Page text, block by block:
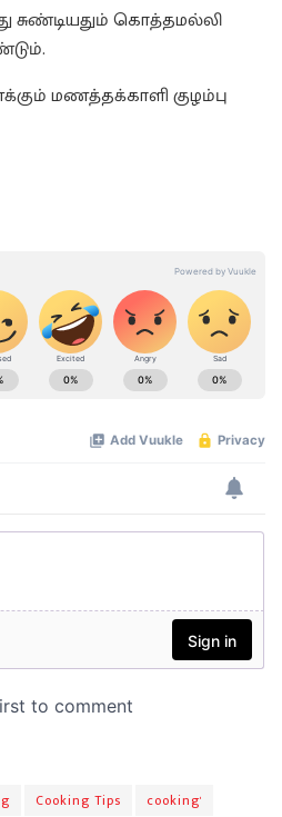
சுண்டியதும் கொத்தமல்லி
மணத்தக்காளி குழம்பு
Cooking Tips cooking'